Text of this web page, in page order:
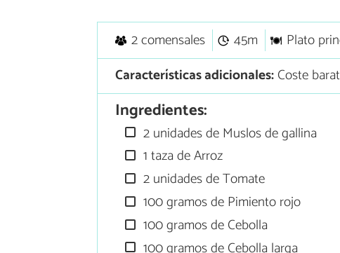
2 comensales 45m Plato
Características adicionales:Coste
Ingredientes:
2 unidades de Muslos de gallina
1 taza de Arroz
2 unidades de Tomate
100 gramos de Pimiento rojo
100 gramos de Cebolla
100 gramos de Cebolla larga